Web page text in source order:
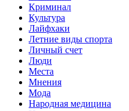
Криминал
Культура
Лайфхаки
Летние виды спорта
Личный счет
Люди
Места
Мнения
Мода
Народная медицина